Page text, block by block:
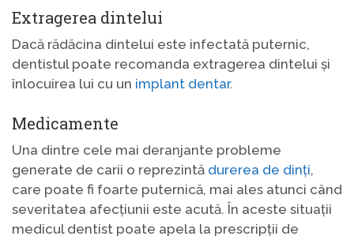
Extragerea dintelui
Dacă rădăcina dintelui este infectată puternic,
dentistul poate recomanda extragerea dintelui și
înlocuirea lui cu un implant dentar.
Medicamente
Una dintre cele mai deranjante probleme
generate de carii o reprezintă durerea de dinți,
care poate fi foarte puternică, mai ales atunci când
severitatea afecțiunii este acută. În aceste situații
medicul dentist poate apela la prescripții de